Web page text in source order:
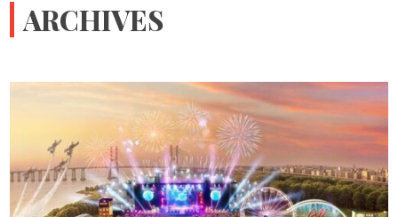
ARCHIVES